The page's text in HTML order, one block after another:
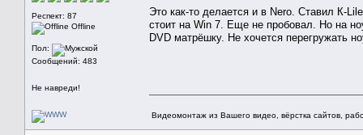
Респект: 87
Offline
Пол:
Сообщений: 483
Не навреди!
Это как-то делается и в Nero. Ставил К-
стоит на Win 7. Еще не пробовал. Но на
DVD матрёшку. Не хочется перегружать
Видеомонтаж из Вашего видео, вёрстка сайтов,